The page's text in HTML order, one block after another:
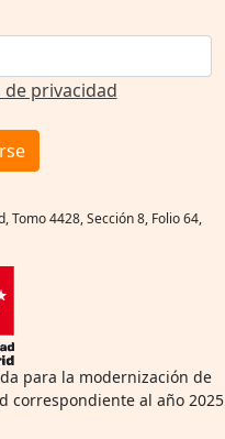
privacidad
4428, Sección 8, Folio 64,
para la modernización de
correspondiente al año 2025